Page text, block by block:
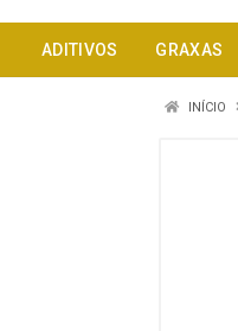
ADITIVOS GRAXAS
INÍCIO